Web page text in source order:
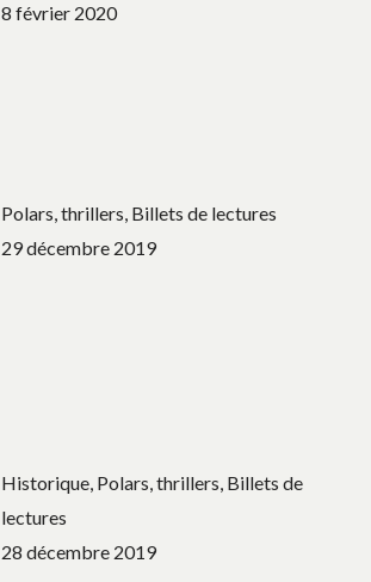
8 février 2020
Polars, thrillers, Billets de lectures
29 décembre 2019
Historique, Polars, thrillers, Billets de
lectures
28 décembre 2019